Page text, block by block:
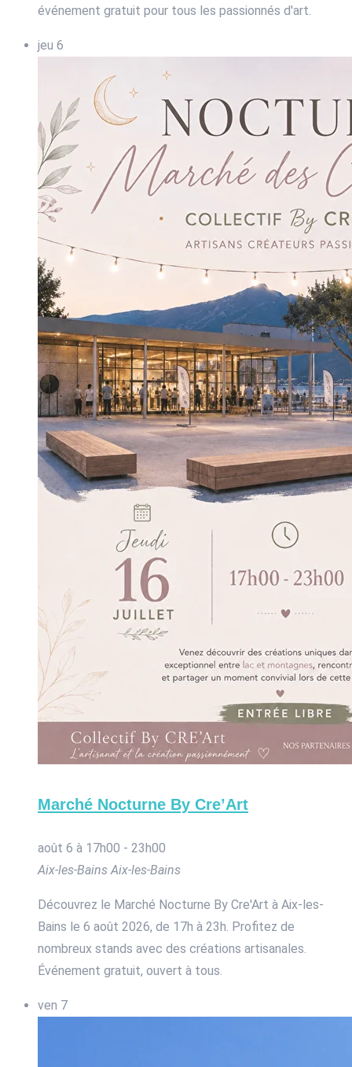
événement gratuit pour tous les passionnés d'art.
jeu 6
Marché Nocturne By Cre’Art
août 6 à 17h00 - 23h00
Aix-les-BainsAix-les-Bains
Découvrez le Marché Nocturne By Cre'Art à Aix-les-
Bains le 6 août 2026, de 17h à 23h. Profitez de
nombreux stands avec des créations artisanales.
Événement gratuit, ouvert à tous.
ven 7